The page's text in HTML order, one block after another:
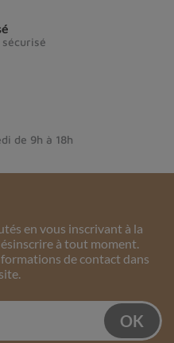
de 9h à 18h
en vous inscrivant à la
à tout moment.
de contact dans